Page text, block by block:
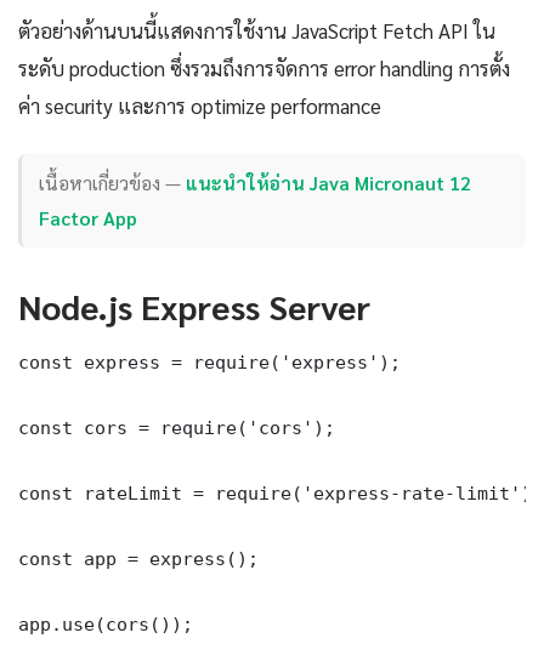
ตัวอย่างด้านบนนี้แสดงการใช้งาน JavaScript Fetch API ใน
ระดับ production ซึ่งรวมถึงการจัดการ error handling การตั้ง
ค่า security และการ optimize performance
เนื้อหาเกี่ยวข้อง — แนะนำให้อ่าน Java Micronaut 12
Factor App
Node.js Express Server
const express = require('express');
const cors = require('cors');
const rateLimit = require('express-rate-limit');
const app = express();
app.use(cors());